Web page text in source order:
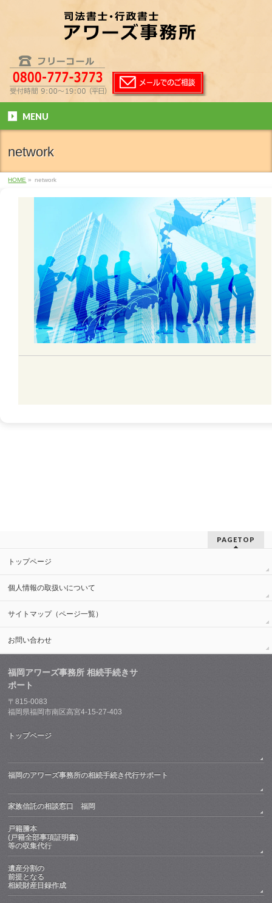
MENU
network
HOME » network
PAGETOP
トップページ
個人情報の取扱いについて
サイトマップ（ページ一覧）
お問い合わせ
福岡アワーズ事務所 相続手続きサ
ポート
〒815-0083
福岡県福岡市南区高宮4-15-27-403
トップページ
福岡のアワーズ事務所の相続手続き代行サポート
家族信託の相談窓口 福岡
戸籍謄本
(戸籍全部事項証明書)
等の収集代行
遺産分割の
前提となる
相続財産目録作成